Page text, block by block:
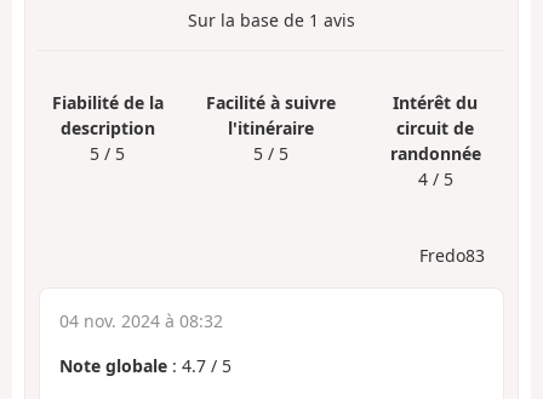
Sur la base de 1 avis
Fiabilité de la
description
5 / 5
Facilité à suivre
l'itinéraire
5 / 5
Intérêt du
circuit de
randonnée
4 / 5
Fredo83
04 nov. 2024 à 08:32
Note globale : 4.7 / 5